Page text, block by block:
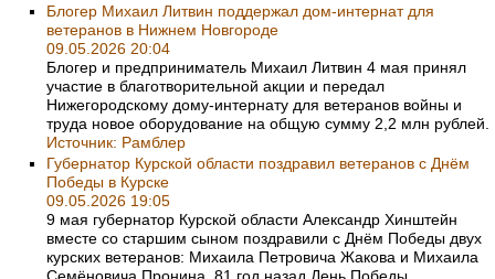
Блогер Михаил Литвин поддержал дом-интернат для
ветеранов в Нижнем Новгороде
09.05.2026 20:04
Блогер и предприниматель Михаил Литвин 4 мая принял
участие в благотворительной акции и передал
Нижегородскому дому-интернату для ветеранов войны и
труда новое оборудование на общую сумму 2,2 млн рублей.
Источник: Рамблер
Губернатор Курской области поздравил ветеранов с Днём
Победы в Курске
09.05.2026 19:05
9 мая губернатор Курской области Александр Хинштейн
вместе со старшим сыном поздравили с Днём Победы двух
курских ветеранов: Михаила Петровича Жакова и Михаила
Семёновича Пронина. 81 год назад День Победы...